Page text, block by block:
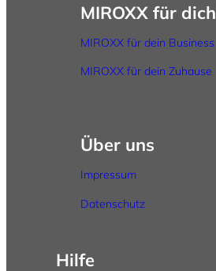
MIROXX für dich
MIROXX für dein Business
MIROXX für dein Zuhause
Über uns
Impressum
Datenschutz
Hilfe